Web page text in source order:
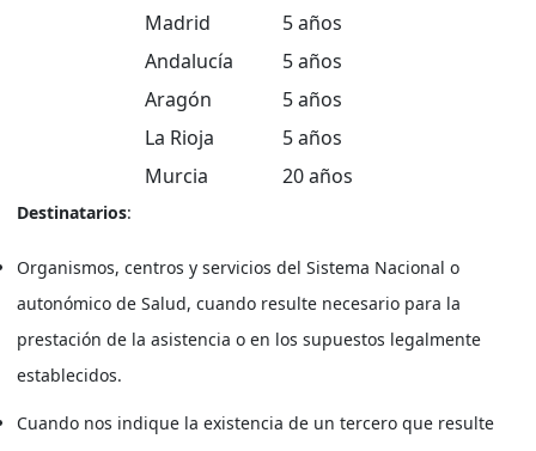
Madrid
5 años
Andalucía
5 años
Aragón
5 años
La Rioja
5 años
Murcia
20 años
Destinatarios:
Organismos, centros y servicios del Sistema Nacional o
autonómico de Salud, cuando resulte necesario para la
prestación de la asistencia o en los supuestos legalmente
establecidos.
Cuando nos indique la existencia de un tercero que resulte